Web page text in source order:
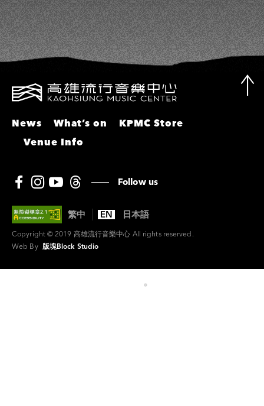
News What’s on
KPMC Store
Venue Info
Follow us
Copyright © 2019 高雄流行音樂中心 All rights reserved.
Web By 版塊Block Studio
繁中 EN 日本語